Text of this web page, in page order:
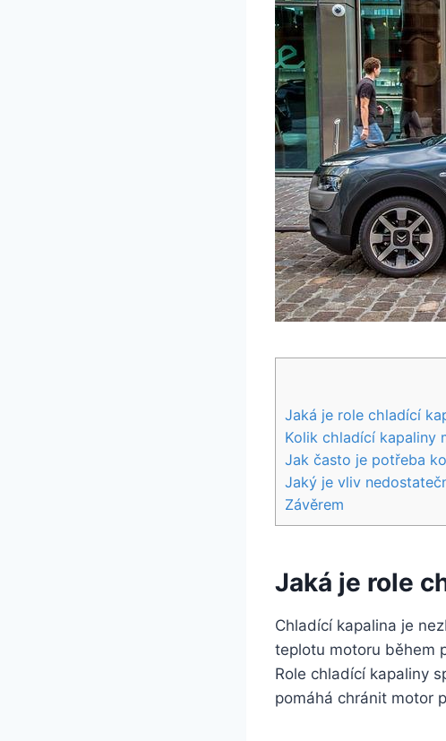
Jaká je role chladící
Kolik chladící kapaliny
Jak často je potřeba
Jaký je vliv
Závěrem
Jaká je role
Chladící kapalina je
teplotu motoru během
Role chladící kapaliny
pomáhá chránit motor